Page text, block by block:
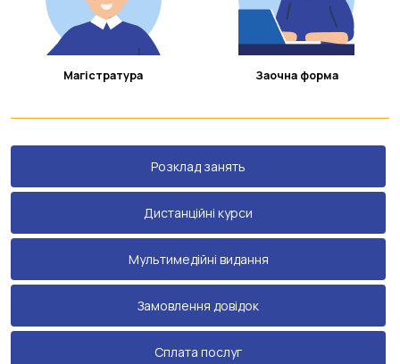
Магістратура Заочна форма
Розклад занять
Дистанційні курси
Мультимедійні видання
Замовлення довідок
Сплата послуг